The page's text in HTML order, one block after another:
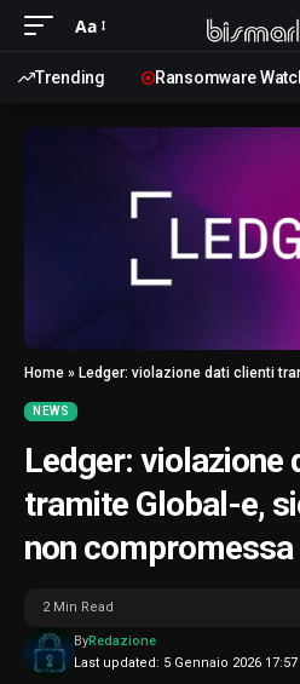
Aa
Trending Ransomware
Home » Ledger: violazione dati clienti tramite
NEWS
Ledger: violazione
tramite Global-e,
non compromessa
Last updated: 5 Gennaio 2026 17:57
ByRedazione
2 Min Read